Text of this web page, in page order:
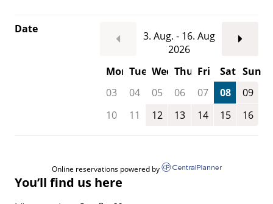
Date
3. Aug. - 16. Aug
2026
Mon Tue Wed Thu Fri Sat Sun
03
04 05 06 07 08
09
10
11 12 13 14 15 16
Online reservations powered by
You’ll find us here